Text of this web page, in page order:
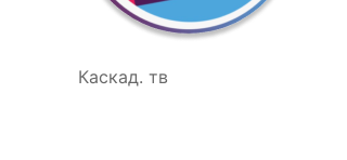
Каскад. тв